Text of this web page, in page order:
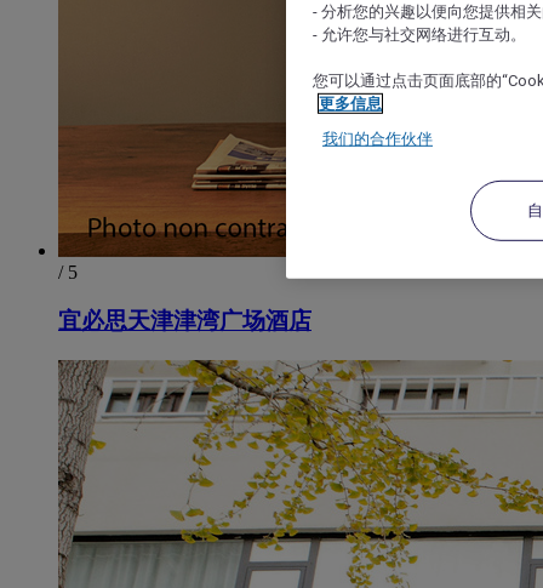
/ 5
宜必思天津津湾广场酒店
- 分析您的兴趣以便向您提供相
- 允许您与社交网络进行互动。
您可以通过点击页面底部的
更多信息
我们的合作伙伴